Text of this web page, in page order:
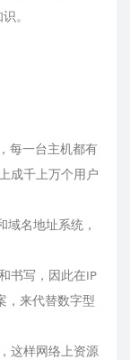
。
每一台主机都有
成千上万个用户
域名地址系统，
书写，因此在IP
，来代替数字型
这样网络上资源